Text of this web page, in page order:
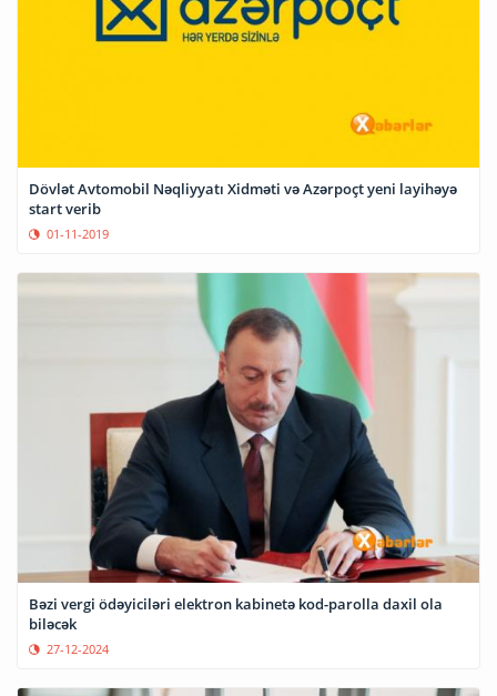
Dövlət Avtomobil Nəqliyyatı Xidməti və Azərpoçt yeni layihəyə
start verib
01-11-2019
Bəzi vergi ödəyiciləri elektron kabinetə kod-parolla daxil ola
biləcək
27-12-2024